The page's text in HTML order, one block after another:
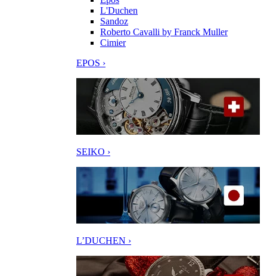
L'Duchen
Sandoz
Roberto Cavalli by Franck Muller
Cimier
EPOS ›
SEIKO ›
L’DUCHEN ›